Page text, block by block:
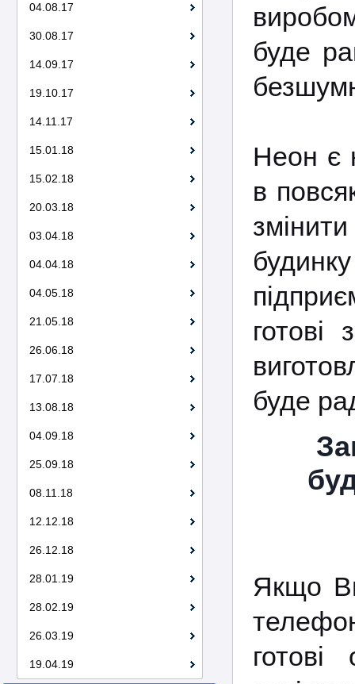
04.08.17
30.08.17
14.09.17
19.10.17
14.11.17
15.01.18
15.02.18
20.03.18
03.04.18
04.04.18
04.05.18
21.05.18
26.06.18
17.07.18
13.08.18
04.09.18
25.09.18
08.11.18
12.12.18
26.12.18
28.01.19
28.02.19
26.03.19
19.04.19
буде
Неон є
в
готові
буде
Якщо